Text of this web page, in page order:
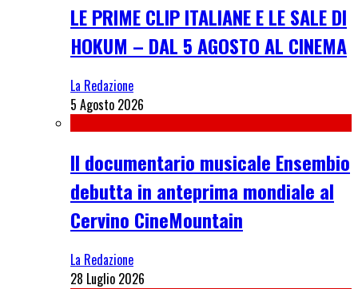
LE PRIME CLIP ITALIANE E LE SALE DI
HOKUM – DAL 5 AGOSTO AL CINEMA
La Redazione
5 Agosto 2026
Il documentario musicale Ensembio
debutta in anteprima mondiale al
Cervino CineMountain
La Redazione
28 Luglio 2026